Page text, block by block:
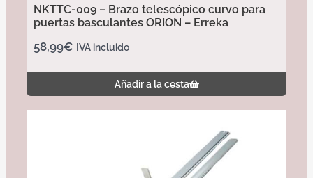
NKTTC-009 – Brazo telescópico curvo para
puertas basculantes ORION – Erreka
58,99€ IVA incluido
Añadir a la cesta